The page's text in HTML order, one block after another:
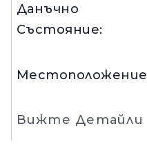
Данъчно
Състояние:
Местоположение
Вижте Детайли